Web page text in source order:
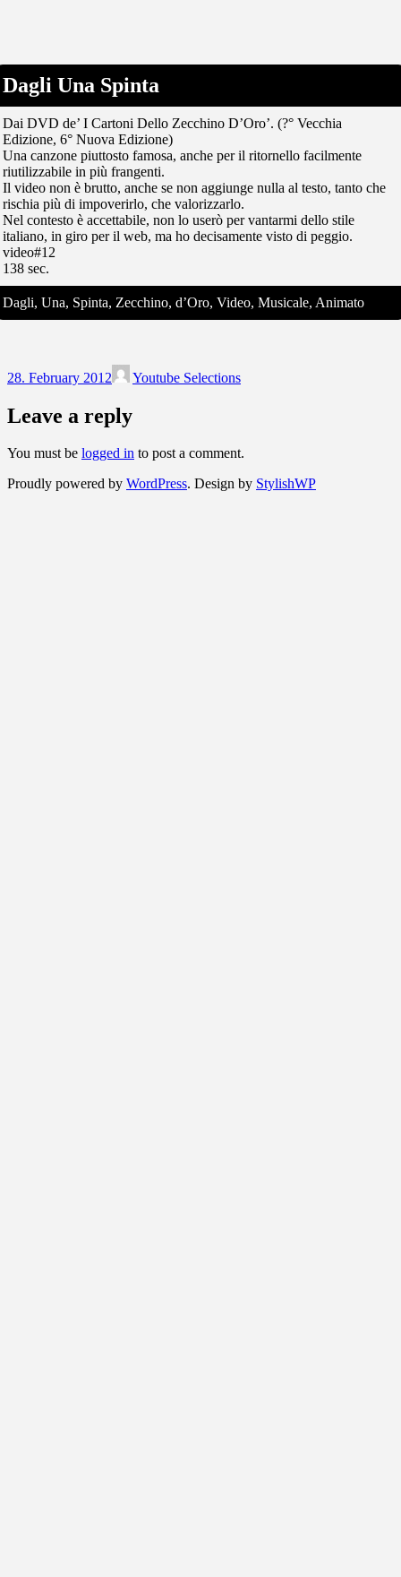
Dagli Una Spinta
Dai DVD de’ I Cartoni Dello Zecchino D’Oro’. (?° Vecchia
Edizione, 6° Nuova Edizione)
Una canzone piuttosto famosa, anche per il ritornello facilmente
riutilizzabile in più frangenti.
Il video non è brutto, anche se non aggiunge nulla al testo, tanto che
rischia più di impoverirlo, che valorizzarlo.
Nel contesto è accettabile, non lo userò per vantarmi dello stile
italiano, in giro per il web, ma ho decisamente visto di peggio.
video#12
138 sec.
Dagli, Una, Spinta, Zecchino, d’Oro, Video, Musicale, Animato
28. February 2012 Youtube Selections
Leave a reply
You must be logged in to post a comment.
Proudly powered by WordPress. Design by StylishWP